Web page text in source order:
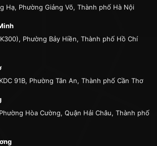
Hạ, Phường Giảng Võ, Thành phố Hà Nội
Phường Bảy Hiền, Thành phố Hồ Chí
91B, Phường Tân An, Thành phố Cần Thơ
Hòa Cường, Quận Hải Châu, Thành phố